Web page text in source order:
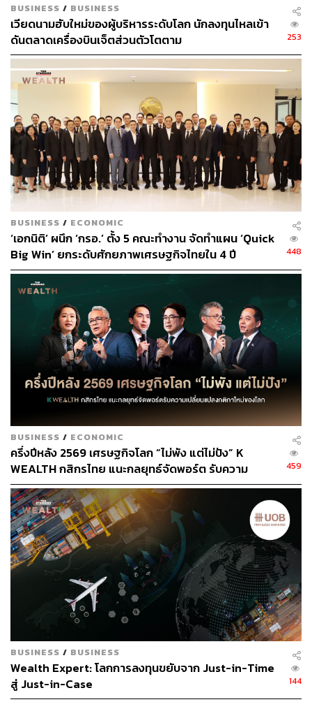
BUSINESS / BUSINESS
เวียดนามฮับใหม่ของผู้บริหารระดับโลก นักลงทุนไหลเข้า
ดันตลาดเครื่องบินเจ็ตส่วนตัวโตตาม
253
BUSINESS / ECONOMIC
‘เอกนิติ’ ผนึก ‘กรอ.’ ตั้ง 5 คณะทำงาน จัดทำแผน ‘Quick
Big Win’ ยกระดับศักยภาพเศรษฐกิจไทยใน 4 ปี
448
BUSINESS / ECONOMIC
ครึ่งปีหลัง 2569 เศรษฐกิจโลก “ไม่พัง แต่ไม่ปัง” K
WEALTH กสิกรไทย แนะกลยุทธ์จัดพอร์ต รับความ
เปลี่ยนแปลงกติกาใหม่ของโลก
459
BUSINESS / BUSINESS
Wealth Expert: โลกการลงทุนขยับจาก Just-in-Time
สู่ Just-in-Case
144